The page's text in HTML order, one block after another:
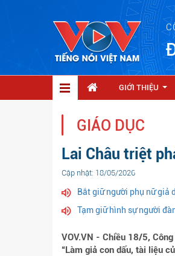
GIỚI THIỆU
GIÁO DỤC
Lai Châu triệt
Cập nhật: 18/05/2026
Bắt giữ người phụ nữ giả
Tạm giữ hình sự người
VOV.VN - Chiều 18/5,
“Làm giả con dấu, tài liệu